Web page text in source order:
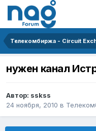
Телекомбиржа - Circuit
нужен канал
Автор: sskss
24 ноября, 2010 в